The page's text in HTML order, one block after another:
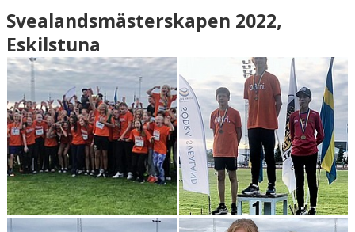
Svealandsmästerskapen 2022,
Eskilstuna